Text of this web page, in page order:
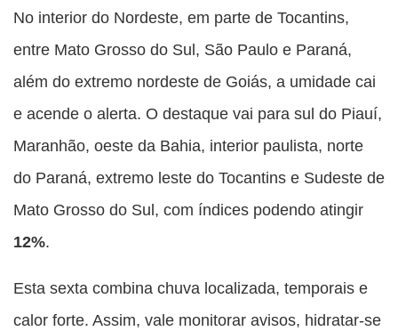
No interior do Nordeste, em parte de Tocantins,
entre Mato Grosso do Sul, São Paulo e Paraná,
além do extremo nordeste de Goiás, a umidade cai
e acende o alerta. O destaque vai para sul do Piauí,
Maranhão, oeste da Bahia, interior paulista, norte
do Paraná, extremo leste do Tocantins e Sudeste de
Mato Grosso do Sul, com índices podendo atingir
12%.
Esta sexta combina chuva localizada, temporais e
calor forte. Assim, vale monitorar avisos, hidratar-se